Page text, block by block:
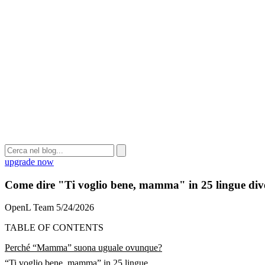
upgrade now
Come dire "Ti voglio bene, mamma" in 25 lingue
OpenL Team 5/24/2026
TABLE OF CONTENTS
Perché “Mamma” suona uguale ovunque?